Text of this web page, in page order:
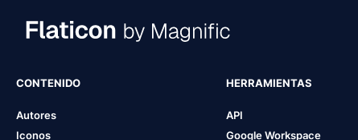
CONTENIDO
Autores
Iconos
HERRAMIENTAS
API
Google Workspace